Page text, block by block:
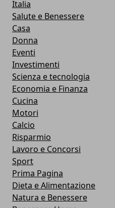
Italia
Salute e Benessere
Casa
Donna
Eventi
Investimenti
Scienza e tecnologia
Economia e Finanza
Cucina
Motori
Calcio
Risparmio
Lavoro e Concorsi
Sport
Prima Pagina
Dieta e Alimentazione
Natura e Benessere